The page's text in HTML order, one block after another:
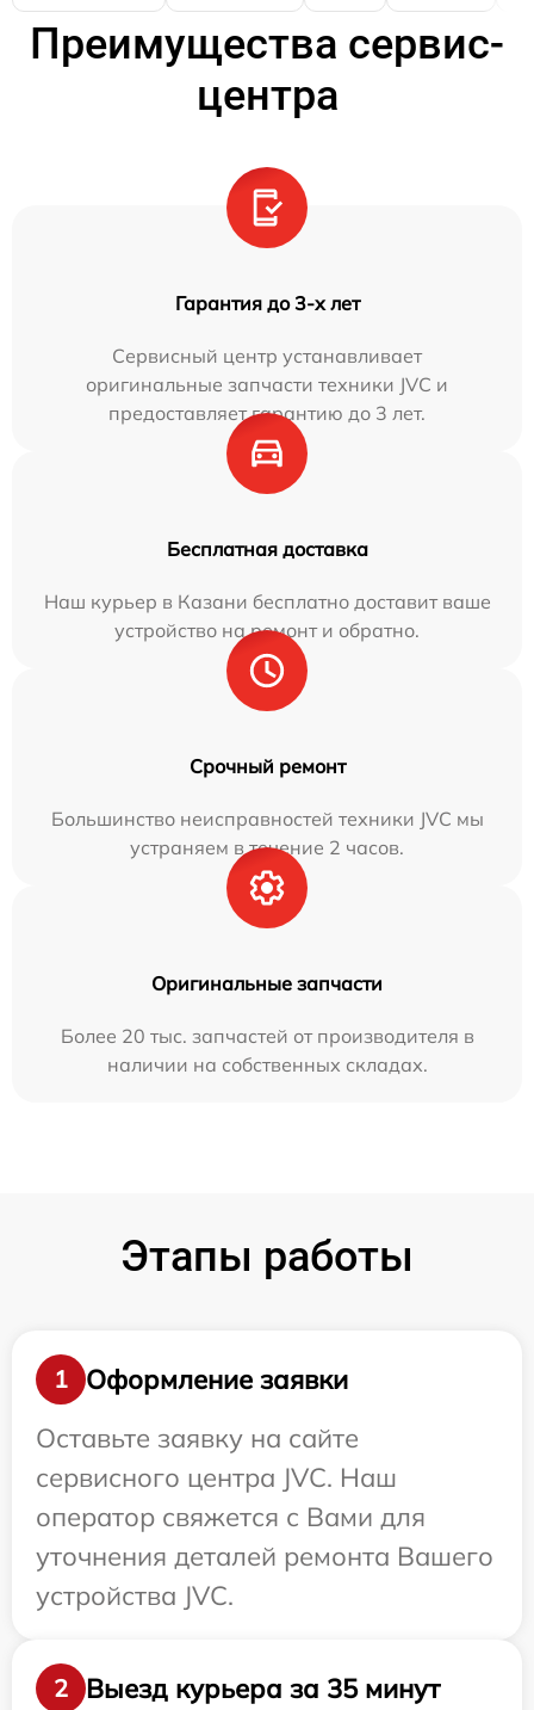
Преимущества сервис-
центра
Гарантия до 3-х лет
Сервисный центр устанавливает
оригинальные запчасти техники JVC и
предоставляет гарантию до 3 лет.
Бесплатная доставка
Наш курьер в Казани бесплатно доставит ваше
устройство на ремонт и обратно.
Срочный ремонт
Большинство неисправностей техники JVC мы
устраняем в течение 2 часов.
Оригинальные запчасти
Более 20 тыс. запчастей от производителя в
наличии на собственных складах.
Этапы работы
1
Оформление заявки
Оставьте заявку на сайте
сервисного центра JVC. Наш
оператор свяжется с Вами для
уточнения деталей ремонта Вашего
устройства JVC.
2 Выезд курьера за 35 минут